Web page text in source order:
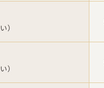
）
）